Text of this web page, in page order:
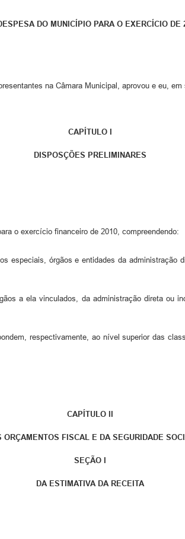
DO MUNICÍPIO PARA O EXERCÍCIO DE
na Câmara Municipal, aprovou e eu,
CAPÍTULO I
DISPOSÇÕES PRELIMINARES
o exercício financeiro de 2010, compreendendo:
especiais, órgãos e entidades da
a ela vinculados, da administração direta ou
respectivamente, ao nível superior das
CAPÍTULO II
ORÇAMENTOS FISCAL E DA SEGURIDADE
SEÇÃO I
DA ESTIMATIVA DA RECEITA